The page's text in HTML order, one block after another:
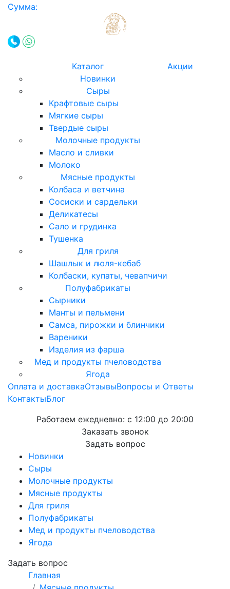
Сумма:
Каталог
Новинки
Сыры
Крафтовые сыры
Мягкие сыры
Твердые сыры
Молочные продукты
Масло и сливки
Молоко
Мясные продукты
Колбаса и ветчина
Сосиски и сардельки
Деликатесы
Сало и грудинка
Тушенка
Для гриля
Шашлык и люля-кебаб
Колбаски, купаты, чевапчичи
Полуфабрикаты
Сырники
Манты и пельмени
Самса, пирожки и блинчики
Вареники
Изделия из фарша
Мед и продукты пчеловодства
Ягода
Акции
Оплата и доставкаОтзывыВопросы и Ответы
КонтактыБлог
Работаем ежедневно: с 12:00 до 20:00
Заказать звонок
Задать вопрос
Новинки
Сыры
Молочные продукты
Мясные продукты
Для гриля
Полуфабрикаты
Мед и продукты пчеловодства
Ягода
Задать вопрос
Главная